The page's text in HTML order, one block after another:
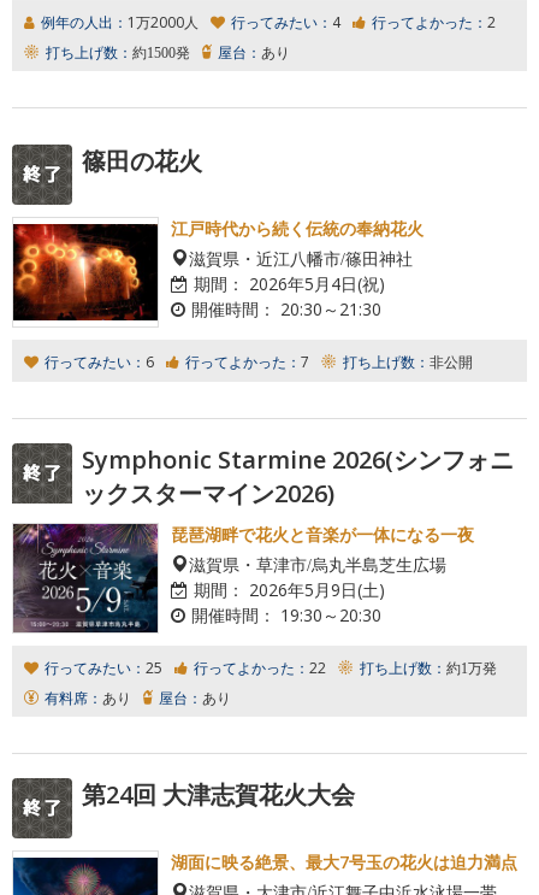
例年の人出： 1万2000人 行ってみたい： 4 行ってよかった： 2
打ち上げ数： 約1500発 屋台： あり
篠田の花火
江戸時代から続く伝統の奉納花火
滋賀県・近江八幡市/篠田神社
期間： 2026年5月4日(祝)
開催時間： 20:30～21:30
行ってみたい： 6 行ってよかった： 7 打ち上げ数： 非公開
Symphonic Starmine 2026(シンフォニ
ックスターマイン2026)
琵琶湖畔で花火と音楽が一体になる一夜
滋賀県・草津市/烏丸半島芝生広場
期間： 2026年5月9日(土)
開催時間： 19:30～20:30
行ってみたい： 25 行ってよかった： 22 打ち上げ数： 約1万発
有料席： あり 屋台： あり
第24回 大津志賀花火大会
湖面に映る絶景、最大7号玉の花火は迫力満点
滋賀県・大津市/近江舞子中浜水泳場一帯